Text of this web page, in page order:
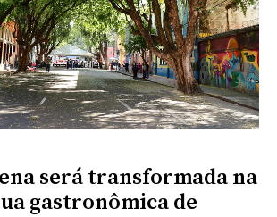
será transformada na
gastronômica de